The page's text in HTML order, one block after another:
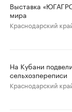
Выставка
мира
Краснодарский
На Кубани
сельхозпереписи
Краснодарский